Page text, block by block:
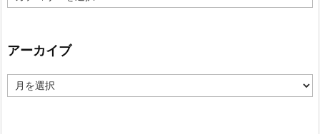
テ
ー
アーカイブ
ー